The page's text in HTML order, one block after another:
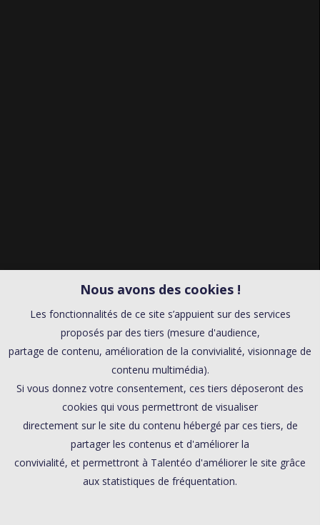
Nous avons des cookies !
Les fonctionnalités de ce site s’appuient sur des services
proposés par des tiers (mesure d'audience,
partage de contenu, amélioration de la convivialité, visionnage de
contenu multimédia).
Si vous donnez votre consentement, ces tiers déposeront des
cookies qui vous permettront de visualiser
directement sur le site du contenu hébergé par ces tiers, de
partager les contenus et d'améliorer la
convivialité, et permettront à Talentéo d'améliorer le site grâce
aux statistiques de fréquentation.